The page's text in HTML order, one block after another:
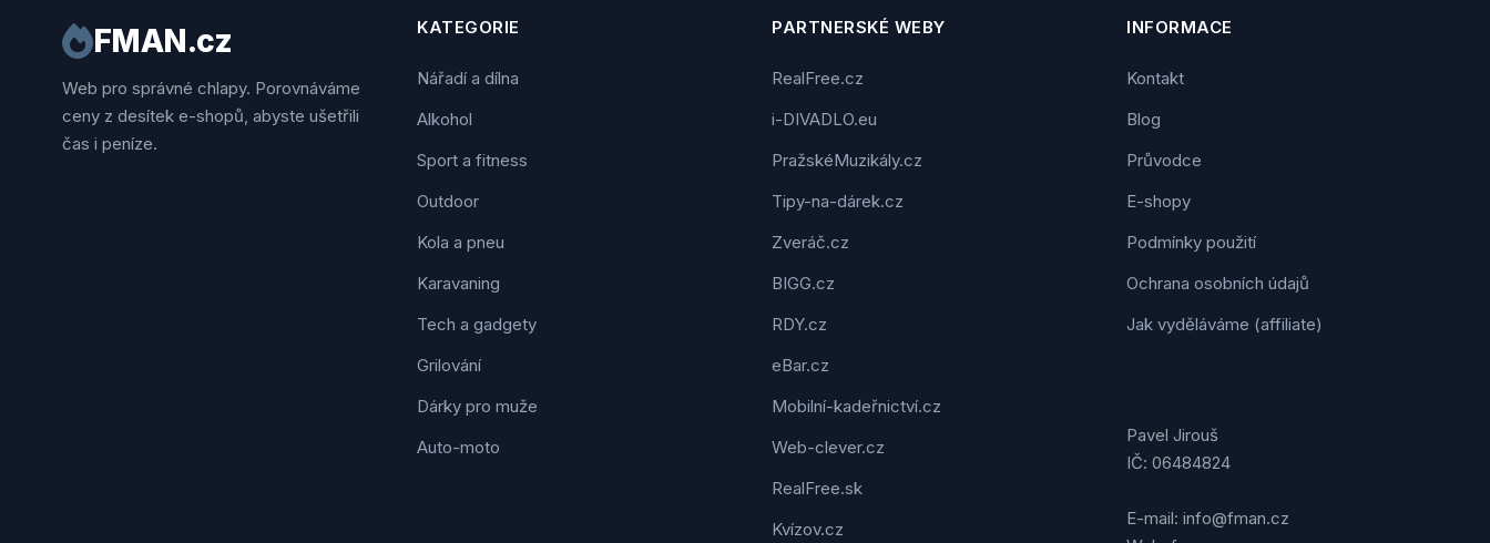
FMAN.cz
Web pro správné chlapy. Porovnáváme
ceny z desítek e-shopů, abyste ušetřili
čas i peníze.
KATEGORIE
Nářadí a dílna
Alkohol
Sport a fitness
Outdoor
Kola a pneu
Karavaning
Tech a gadgety
Grilování
Dárky pro muže
Auto-moto
PARTNERSKÉ WEBY
RealFree.cz
i-DIVADLO.eu
PražskéMuzikály.cz
Tipy-na-dárek.cz
Zveráč.cz
BIGG.cz
RDY.cz
eBar.cz
Mobilní-kadeřnictví.cz
Web-clever.cz
RealFree.sk
Kvízov.cz
INFORMACE
Kontakt
Blog
Průvodce
E-shopy
Podmínky použití
Ochrana osobních údajů
Jak vyděláváme (affiliate)
Pavel Jirouš
IČ: 06484824
E-mail: info@fman.cz